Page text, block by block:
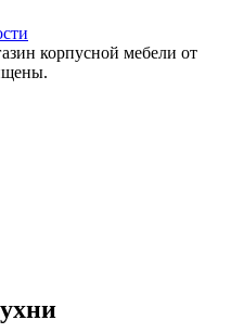
корпусной мебели от